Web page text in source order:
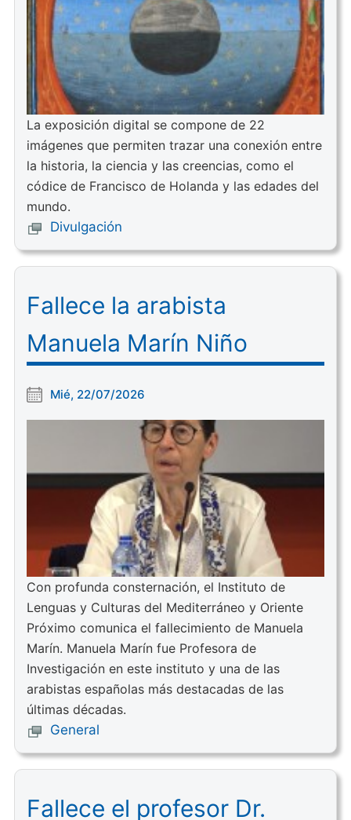
La exposición digital se compone de 22
imágenes que permiten trazar una conexión entre
la historia, la ciencia y las creencias, como el
códice de Francisco de Holanda y las edades del
mundo.
Divulgación
Fallece la arabista
Manuela Marín Niño
Mié, 22/07/2026
Con profunda consternación, el Instituto de
Lenguas y Culturas del Mediterráneo y Oriente
Próximo comunica el fallecimiento de Manuela
Marín. Manuela Marín fue Profesora de
Investigación en este instituto y una de las
arabistas españolas más destacadas de las
últimas décadas.
General
Fallece el profesor Dr.